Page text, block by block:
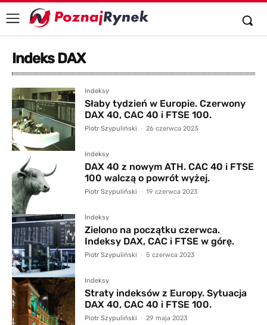
Indeks DAX
Indeksy
Słaby tydzień w Europie. Czerwony
DAX 40, CAC 40 i FTSE 100.
Piotr Szypuliński - 26 czerwca 2023
Indeksy
DAX 40 z nowym ATH. CAC 40 i FTSE
100 walczą o powrót wyżej.
Piotr Szypuliński - 19 czerwca 2023
Indeksy
Zielono na początku czerwca.
Indeksy DAX, CAC i FTSE w górę.
Piotr Szypuliński - 5 czerwca 2023
Indeksy
Straty indeksów z Europy. Sytuacja
DAX 40, CAC 40 i FTSE 100.
Piotr Szypuliński - 29 maja 2023